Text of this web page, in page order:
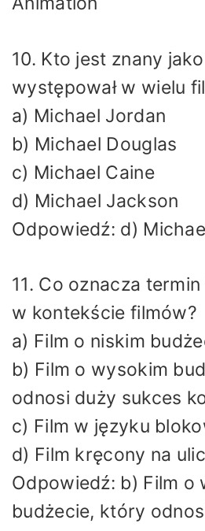
10. Kto jest znany
występował w wielu
a) Michael Jordan
b) Michael Douglas
c) Michael Caine
d) Michael Jackson
Odpowiedź: d)
11. Co oznacza
w kontekście filmów?
a) Film o niskim
b) Film o wysokim
odnosi duży sukces
c) Film w języku
d) Film kręcony na
Odpowiedź: b) Film o
budżecie, który